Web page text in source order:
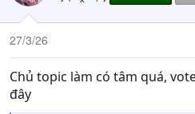
n
s
:
27/3/26
Chủ topic làm có tâm quá,
đây